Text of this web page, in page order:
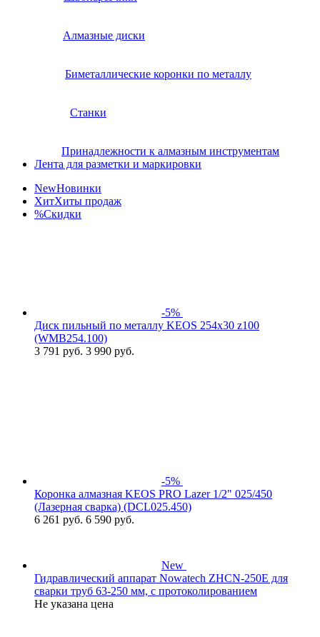
Алмазные диски
Биметаллические коронки по металлу
Станки
Принадлежности к алмазным инструментам
Лента для разметки и маркировки
NewНовинки
ХитХиты продаж
%Скидки
-5%
Диск пильный по металлу KEOS 254x30 z100
(WMB254.100)
3 791 руб. 3 990 руб.
-5%
Коронка алмазная KEOS PRO Lazer 1/2" 025/450
(Лазерная сварка) (DCL025.450)
6 261 руб. 6 590 руб.
New
Гидравлический аппарат Nowatech ZHCN-250E для
сварки труб 63-250 мм, с протоколированием
Не указана цена